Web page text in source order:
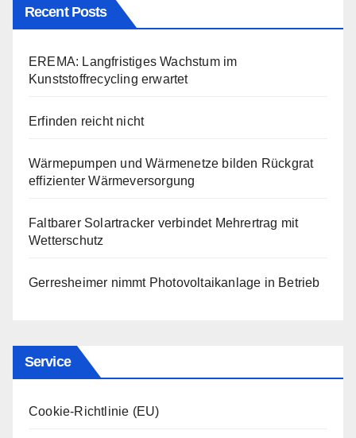
Recent Posts
EREMA: Langfristiges Wachstum im
Kunststoffrecycling erwartet
Erfinden reicht nicht
Wärmepumpen und Wärmenetze bilden Rückgrat
effizienter Wärmeversorgung
Faltbarer Solartracker verbindet Mehrertrag mit
Wetterschutz
Gerresheimer nimmt Photovoltaikanlage in Betrieb
Service
Cookie-Richtlinie (EU)